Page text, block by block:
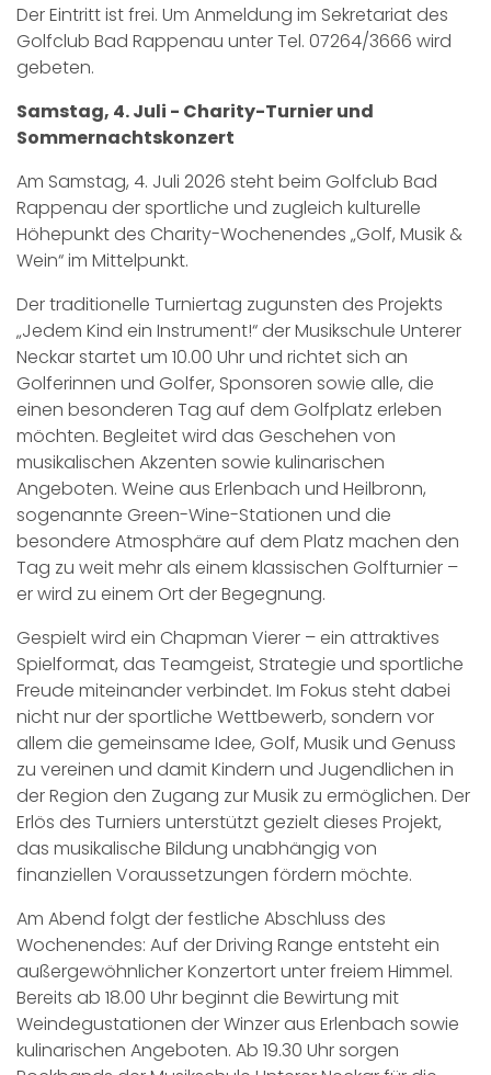
Der Eintritt ist frei. Um Anmeldung im Sekretariat des
Golfclub Bad Rappenau unter Tel. 07264/3666 wird
gebeten.
Samstag, 4. Juli - Charity-Turnier und
Sommernachtskonzert
Am Samstag, 4. Juli 2026 steht beim Golfclub Bad
Rappenau der sportliche und zugleich kulturelle
Höhepunkt des Charity-Wochenendes „Golf, Musik &
Wein“ im Mittelpunkt.
Der traditionelle Turniertag zugunsten des Projekts
„Jedem Kind ein Instrument!“ der Musikschule Unterer
Neckar startet um 10.00 Uhr und richtet sich an
Golferinnen und Golfer, Sponsoren sowie alle, die
einen besonderen Tag auf dem Golfplatz erleben
möchten. Begleitet wird das Geschehen von
musikalischen Akzenten sowie kulinarischen
Angeboten. Weine aus Erlenbach und Heilbronn,
sogenannte Green-Wine-Stationen und die
besondere Atmosphäre auf dem Platz machen den
Tag zu weit mehr als einem klassischen Golfturnier –
er wird zu einem Ort der Begegnung.
Gespielt wird ein Chapman Vierer – ein attraktives
Spielformat, das Teamgeist, Strategie und sportliche
Freude miteinander verbindet. Im Fokus steht dabei
nicht nur der sportliche Wettbewerb, sondern vor
allem die gemeinsame Idee, Golf, Musik und Genuss
zu vereinen und damit Kindern und Jugendlichen in
der Region den Zugang zur Musik zu ermöglichen. Der
Erlös des Turniers unterstützt gezielt dieses Projekt,
das musikalische Bildung unabhängig von
finanziellen Voraussetzungen fördern möchte.
Am Abend folgt der festliche Abschluss des
Wochenendes: Auf der Driving Range entsteht ein
außergewöhnlicher Konzertort unter freiem Himmel.
Bereits ab 18.00 Uhr beginnt die Bewirtung mit
Weindegustationen der Winzer aus Erlenbach sowie
kulinarischen Angeboten. Ab 19.30 Uhr sorgen